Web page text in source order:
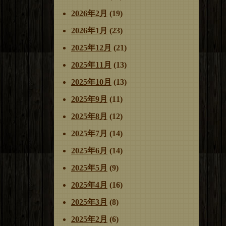
2026年2月 (19)
2026年1月 (23)
2025年12月 (21)
2025年11月 (13)
2025年10月 (13)
2025年9月 (11)
2025年8月 (12)
2025年7月 (14)
2025年6月 (14)
2025年5月 (9)
2025年4月 (16)
2025年3月 (8)
2025年2月 (6)